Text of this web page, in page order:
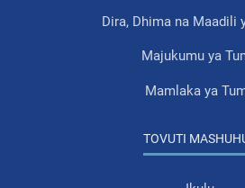
Dira, Dhima na Maadili
Majukumu ya
Mamlaka ya
TOVUTI